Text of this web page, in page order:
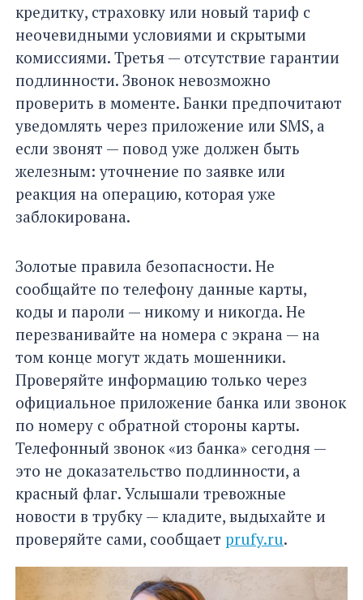
кредитку, страховку или новый тариф с
неочевидными условиями и скрытыми
комиссиями. Третья — отсутствие гарантии
подлинности. Звонок невозможно
проверить в моменте. Банки предпочитают
уведомлять через приложение или SMS, а
если звонят — повод уже должен быть
железным: уточнение по заявке или
реакция на операцию, которая уже
заблокирована.
Золотые правила безопасности. Не
сообщайте по телефону данные карты,
коды и пароли — никому и никогда. Не
перезванивайте на номера с экрана — на
том конце могут ждать мошенники.
Проверяйте информацию только через
официальное приложение банка или звонок
по номеру с обратной стороны карты.
Телефонный звонок «из банка» сегодня —
это не доказательство подлинности, а
красный флаг. Услышали тревожные
новости в трубку — кладите, выдыхайте и
проверяйте сами, сообщает prufy.ru.